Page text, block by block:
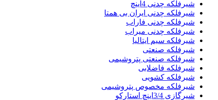
شیرفلکه چدنی 4اینچ
شیرفلکه چدنی ایران بی همتا
شیرفلکه چدنی فاراب
شیرفلکه چدنی میراب
شیرفلکه سیم ایتالیا
شیرفلکه صنعتی
شیرفلکه صنعتی پتروشیمی
شیرفلکه فاضلابی
شیرفلکه کشویی
شیرفلکه مخصوص پتروشیمی
شیرگازی 3/4اینچ استارکو